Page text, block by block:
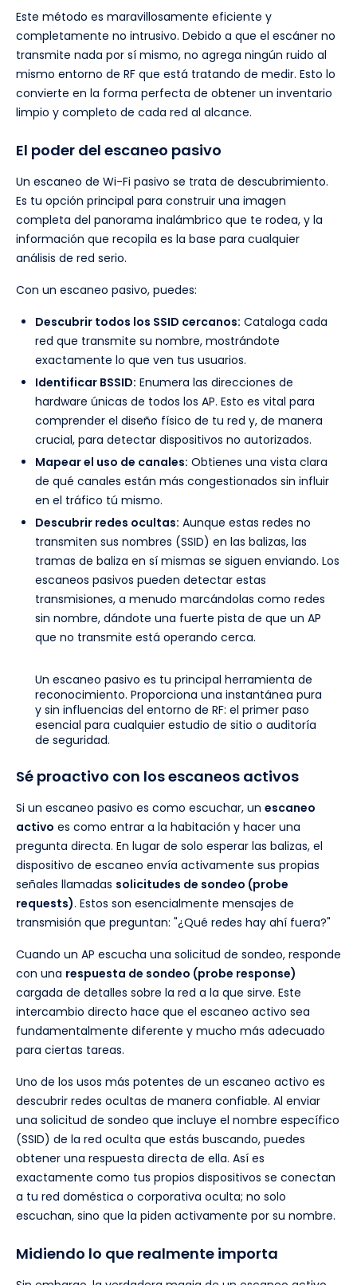
Este método es maravillosamente eficiente y
completamente no intrusivo. Debido a que el escáner no
transmite nada por sí mismo, no agrega ningún ruido al
mismo entorno de RF que está tratando de medir. Esto lo
convierte en la forma perfecta de obtener un inventario
limpio y completo de cada red al alcance.
El poder del escaneo pasivo
Un escaneo de Wi-Fi pasivo se trata de descubrimiento.
Es tu opción principal para construir una imagen
completa del panorama inalámbrico que te rodea, y la
información que recopila es la base para cualquier
análisis de red serio.
Con un escaneo pasivo, puedes:
Descubrir todos los SSID cercanos: Cataloga cada
red que transmite su nombre, mostrándote
exactamente lo que ven tus usuarios.
Identificar BSSID: Enumera las direcciones de
hardware únicas de todos los AP. Esto es vital para
comprender el diseño físico de tu red y, de manera
crucial, para detectar dispositivos no autorizados.
Mapear el uso de canales: Obtienes una vista clara
de qué canales están más congestionados sin influir
en el tráfico tú mismo.
Descubrir redes ocultas: Aunque estas redes no
transmiten sus nombres (SSID) en las balizas, las
tramas de baliza en sí mismas se siguen enviando. Los
escaneos pasivos pueden detectar estas
transmisiones, a menudo marcándolas como redes
sin nombre, dándote una fuerte pista de que un AP
que no transmite está operando cerca.
Un escaneo pasivo es tu principal herramienta de
reconocimiento. Proporciona una instantánea pura
y sin influencias del entorno de RF: el primer paso
esencial para cualquier estudio de sitio o auditoría
de seguridad.
Sé proactivo con los escaneos activos
Si un escaneo pasivo es como escuchar, un escaneo
activo es como entrar a la habitación y hacer una
pregunta directa. En lugar de solo esperar las balizas, el
dispositivo de escaneo envía activamente sus propias
señales llamadas solicitudes de sondeo (probe
requests). Estos son esencialmente mensajes de
transmisión que preguntan: "¿Qué redes hay ahí fuera?"
Cuando un AP escucha una solicitud de sondeo, responde
con una respuesta de sondeo (probe response)
cargada de detalles sobre la red a la que sirve. Este
intercambio directo hace que el escaneo activo sea
fundamentalmente diferente y mucho más adecuado
para ciertas tareas.
Uno de los usos más potentes de un escaneo activo es
descubrir redes ocultas de manera confiable. Al enviar
una solicitud de sondeo que incluye el nombre específico
(SSID) de la red oculta que estás buscando, puedes
obtener una respuesta directa de ella. Así es
exactamente como tus propios dispositivos se conectan
a tu red doméstica o corporativa oculta; no solo
escuchan, sino que la piden activamente por su nombre.
Midiendo lo que realmente importa